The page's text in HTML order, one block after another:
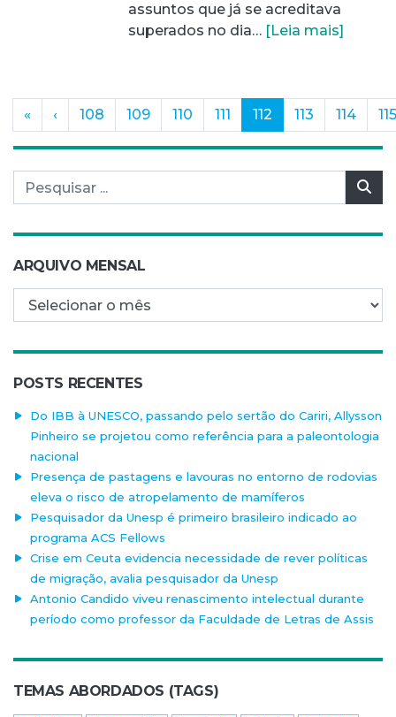
assuntos que já se acreditava
superados no dia… [Leia mais]
« ‹ 108 109 110 111 112 (current)
113 114 115
Pesquisar por:
ARQUIVO MENSAL
Arquivo mensal
POSTS RECENTES
Do IBB à UNESCO, passando pelo sertão do Cariri, Allysson
Pinheiro se projetou como referência para a paleontologia
nacional
Presença de pastagens e lavouras no entorno de rodovias
eleva o risco de atropelamento de mamíferos
Pesquisador da Unesp é primeiro brasileiro indicado ao
programa ACS Fellows
Crise em Ceuta evidencia necessidade de rever políticas
de migração, avalia pesquisador da Unesp
Antonio Candido viveu renascimento intelectual durante
período como professor da Faculdade de Letras de Assis
TEMAS ABORDADOS (TAGS)